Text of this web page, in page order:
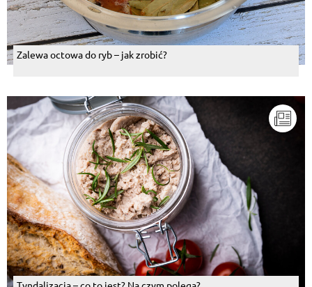
Zalewa octowa do ryb – jak zrobić?